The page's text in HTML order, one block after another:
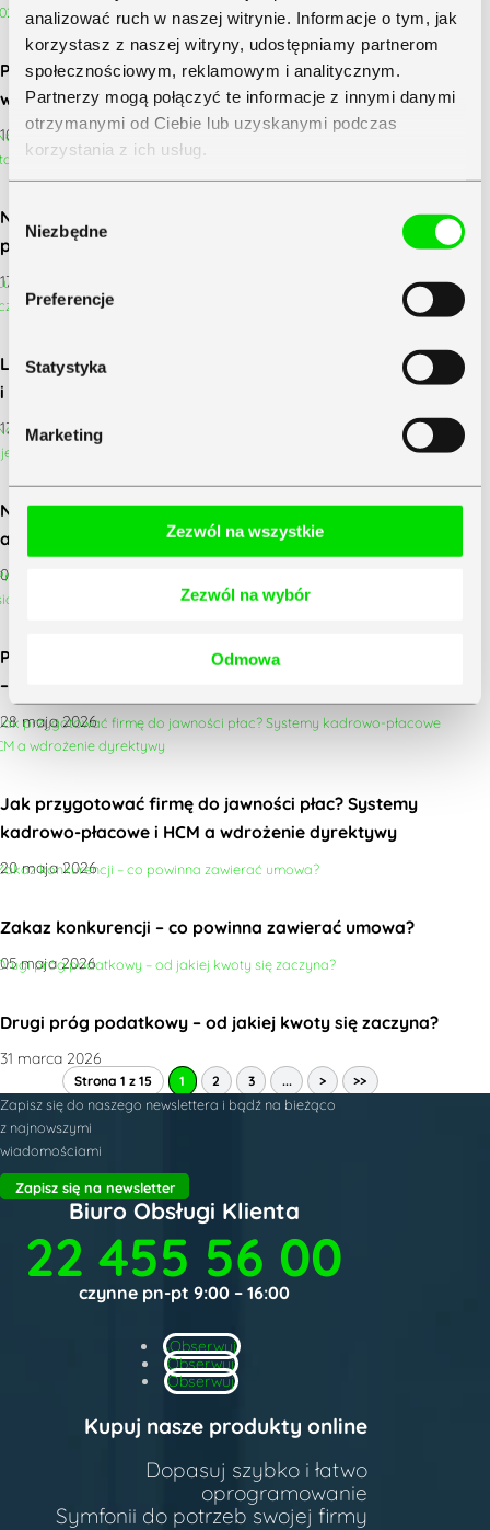
analizować ruch w naszej witrynie. Informacje o tym, jak
korzystasz z naszej witryny, udostępniamy partnerom
społecznościowym, reklamowym i analitycznym.
Partnerzy mogą połączyć te informacje z innymi danymi
otrzymanymi od Ciebie lub uzyskanymi podczas
korzystania z ich usług.
zgody
Niezbędne
Preferencje
Statystyka
Marketing
Zezwól na wszystkie
Zezwól na wybór
Odmowa
Pierwsza lista płac w firmie: jak naliczyć
wynagrodzenie pracownika w 2026 r.?
10 lipca 2026
Nowelizacja przepisów o PIP: umowy cywilno-prawne
przekształcane w etat – szykuje się rewolucja?
17 czerwca 2026
Luka płacowa w Polsce – optymistyczne dane
i nieoptymistyczna rzeczywistość
17 czerwca 2026
Nowe przepisy o równości i jawności wynagrodzeń:
aktualna wersja projektu (kwiecień 2026)
02 czerwca 2026
Program do fakturowania dla mikroprzedsiębiorstw
– co powinien posiadać? Ranking funkcji
28 maja 2026
Jak przygotować firmę do jawności płac? Systemy
kadrowo-płacowe i HCM a wdrożenie dyrektywy
20 maja 2026
Zakaz konkurencji – co powinna zawierać umowa?
05 maja 2026
Drugi próg podatkowy – od jakiej kwoty się zaczyna?
31 marca 2026
Strona 1 z 15 1 2 3 ... > >>
Zapisz się do naszego newslettera i bądź na bieżąco
z najnowszymi
wiadomościami
Zapisz się na newsletter
Biuro Obsługi Klienta
22 455 56 00
czynne pn-pt 9:00 – 16:00
Obserwuj
Obserwuj
Obserwuj
Kupuj nasze produkty online
Dopasuj szybko i łatwo
oprogramowanie
Symfonii do potrzeb swojej firmy